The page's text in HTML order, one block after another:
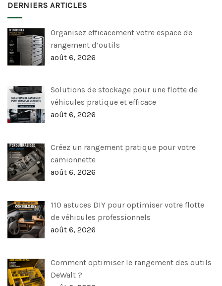
DERNIERS ARTICLES
Organisez efficacement votre espace de
rangement d’outils
août 6, 2026
Solutions de stockage pour une flotte de
véhicules pratique et efficace
août 6, 2026
Créez un rangement pratique pour votre
camionnette
août 6, 2026
110 astuces DIY pour optimiser votre flotte
de véhicules professionnels
août 6, 2026
Comment optimiser le rangement des outils
DeWalt ?